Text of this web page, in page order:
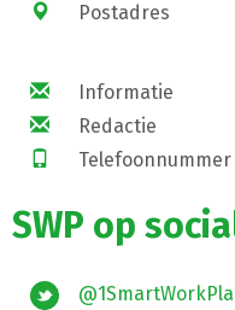
Postadres
Informatie
Redactie
Telefoonnummer
SWP op